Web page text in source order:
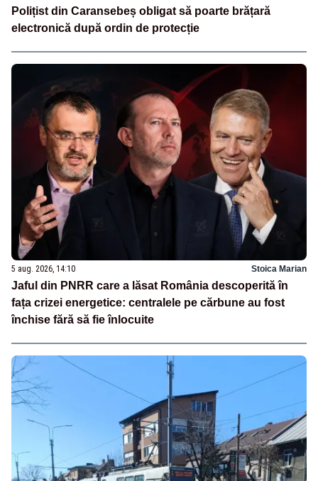
Polițist din Caransebeș obligat să poarte brățară
electronică după ordin de protecție
5 aug. 2026, 14:10 Stoica Marian
Jaful din PNRR care a lăsat România descoperită în
fața crizei energetice: centralele pe cărbune au fost
închise fără să fie înlocuite